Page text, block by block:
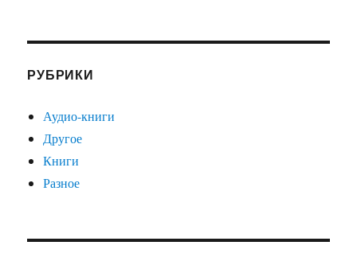
РУБРИКИ
Аудио-книги
Другое
Книги
Разное